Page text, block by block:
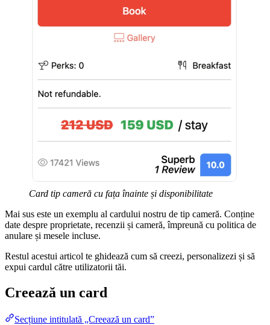
Card tip cameră cu fața înainte și disponibilitate
Mai sus este un exemplu al cardului nostru de tip cameră. Conține
date despre proprietate, recenzii și cameră, împreună cu politica de
anulare și mesele incluse.
Restul acestui articol te ghidează cum să creezi, personalizezi și să
expui cardul către utilizatorii tăi.
Creează un card
Secțiune intitulată „Creează un card”